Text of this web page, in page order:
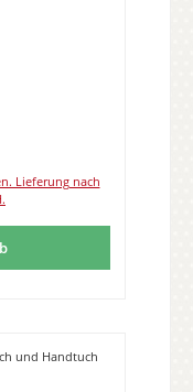
Lieferung nach